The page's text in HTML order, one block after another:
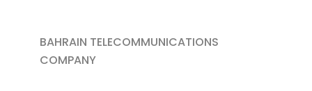
BAHRAIN TELECOMMUNICATIONS
COMPANY